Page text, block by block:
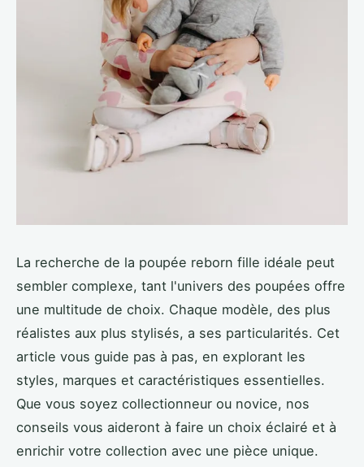
La recherche de la poupée reborn fille idéale peut
sembler complexe, tant l'univers des poupées offre
une multitude de choix. Chaque modèle, des plus
réalistes aux plus stylisés, a ses particularités. Cet
article vous guide pas à pas, en explorant les
styles, marques et caractéristiques essentielles.
Que vous soyez collectionneur ou novice, nos
conseils vous aideront à faire un choix éclairé et à
enrichir votre collection avec une pièce unique.